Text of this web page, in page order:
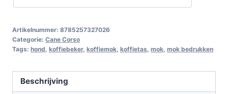
Artikelnummer: 8785257327026
Categorie: Cane Corso
Tags: hond koffiebeker, koffiemok koffietas mok mok bedrukken
Beschrijving